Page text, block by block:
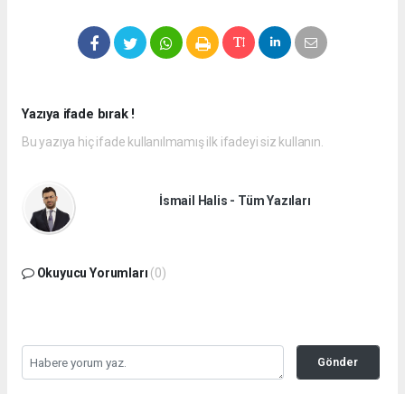
Yazıya ifade bırak !
Bu yazıya hiç ifade kullanılmamış ilk ifadeyi siz kullanın.
İsmail Halis - Tüm Yazıları
Okuyucu Yorumları (0)
Gönder